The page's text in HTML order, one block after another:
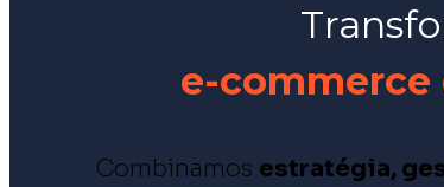
e-
Combinamos estratégia,